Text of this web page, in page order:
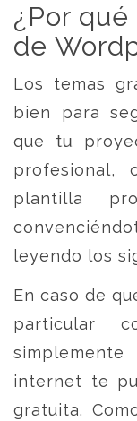
¿Por
de
Los temas
bien para
que tu
profesional,
plantilla
leyendo los
En caso de
particular
internet te
gratuita.